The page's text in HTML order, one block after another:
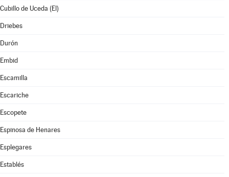
Cubillo de Uceda (El)
Driebes
Durón
Embid
Escamilla
Escariche
Escopete
Espinosa de Henares
Esplegares
Establés